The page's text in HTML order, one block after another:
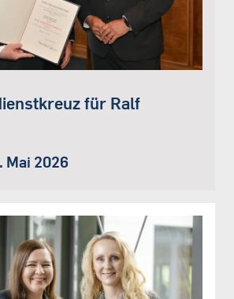
für Ralf
Mai 2026